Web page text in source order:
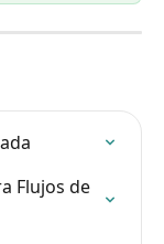
Flujos de